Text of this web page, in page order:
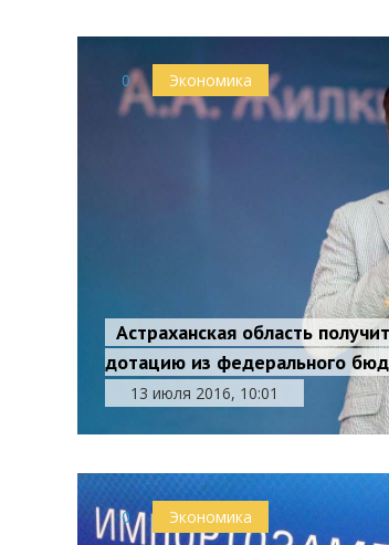
0 Экономика
Астраханская область
дотацию из федерального
13 июля 2016, 10:01
0 Экономика